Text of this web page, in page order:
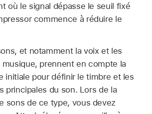
où le signal dépasse le seuil fixé
commence à réduire le
et notamment la voix et les
prennent en compte la
initiale pour définir le timbre et les
principales du son. Lors de la
sons de ce type, vous devez